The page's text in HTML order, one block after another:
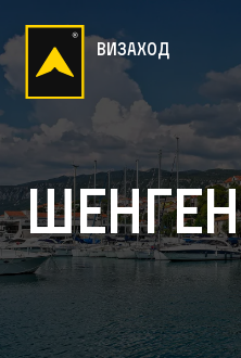
визаход
Шенген